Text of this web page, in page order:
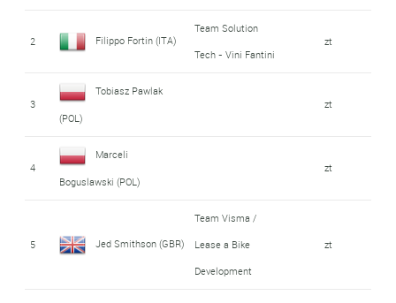
2 Filippo Fortin (ITA)
Team Solution
Tech - Vini Fantini
zt
3
Tobiasz Pawlak
(POL)
zt
4
Marceli
Boguslawski (POL)
zt
5 Jed Smithson (GBR)
Team Visma /
Lease a Bike
Development
zt